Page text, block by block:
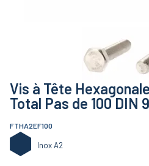
Vis à Tête
Total Pas de 100 DIN
FTHA2EF100
Inox A2